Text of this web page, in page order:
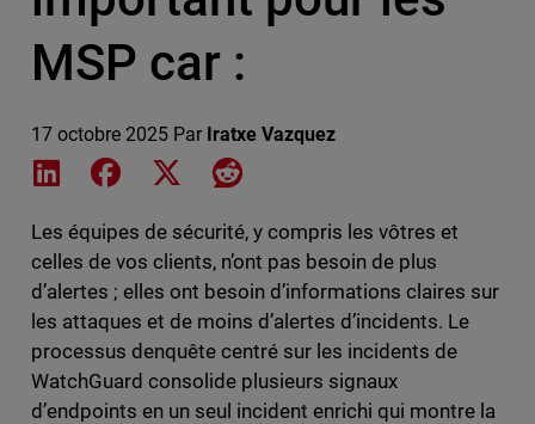
MSP car :
17 octobre 2025 Par Iratxe Vazquez
Share on LinkedIn
Share on Facebook
Share on XShare on Reddit
Les équipes de sécurité, y compris les vôtres et
celles de vos clients, n’ont pas besoin de plus
d’alertes ; elles ont besoin d’informations claires sur
les attaques et de moins d’alertes d’incidents. Le
processus denquête centré sur les incidents de
WatchGuard consolide plusieurs signaux
d’endpoints en un seul incident enrichi qui montre la